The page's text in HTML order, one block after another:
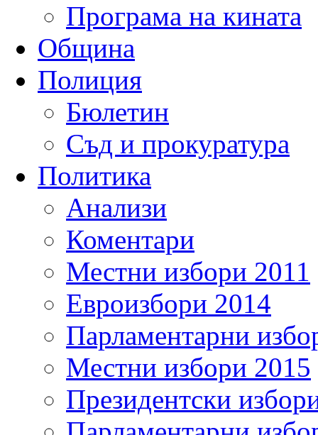
Програма на кината
Община
Полиция
Бюлетин
Съд и прокуратура
Политика
Анализи
Коментари
Местни избори 2011
Евроизбори 2014
Парламентарни
Местни избори 2015
Президентски